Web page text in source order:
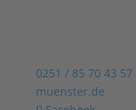
0251 / 85 70 43 57
muenster.de